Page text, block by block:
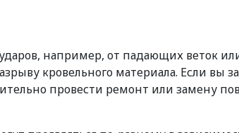
например, от падающих веток
кровельного материала. Если вы
провести ремонт или замену